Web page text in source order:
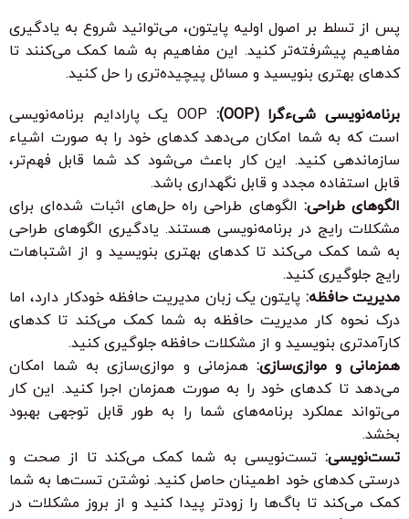
پس از تسلط بر اصول اولیه پایتون، می‌توانید شروع به یادگیری
مفاهیم پیشرفته‌تر کنید. این مفاهیم به شما کمک می‌کنند تا
کدهای بهتری بنویسید و مسائل پیچیده‌تری را حل کنید.
برنامه‌نویسی شیءگرا (OOP):
OOP یک پارادایم برنامه‌نویسی
است که به شما امکان می‌دهد کدهای خود را به صورت اشیاء
سازماندهی کنید. این کار باعث می‌شود کد شما قابل فهم‌تر،
قابل استفاده مجدد و قابل نگهداری باشد.
الگوهای طراحی: الگوهای طراحی راه حل‌های اثبات شده‌ای برای
مشکلات رایج در برنامه‌نویسی هستند. یادگیری الگوهای طراحی
به شما کمک می‌کند تا کدهای بهتری بنویسید و از اشتباهات
رایج جلوگیری کنید.
مدیریت حافظه: پایتون یک زبان مدیریت حافظه خودکار دارد، اما
درک نحوه کار مدیریت حافظه به شما کمک می‌کند تا کدهای
کارآمدتری بنویسید و از مشکلات حافظه جلوگیری کنید.
همزمانی و موازی‌سازی: همزمانی و موازی‌سازی به شما امکان
می‌دهد تا کدهای خود را به صورت همزمان اجرا کنید. این کار
می‌تواند عملکرد برنامه‌های شما را به طور قابل توجهی بهبود
بخشد.
تست‌نویسی: تست‌نویسی به شما کمک می‌کند تا از صحت و
درستی کدهای خود اطمینان حاصل کنید. نوشتن تست‌ها به شما
کمک می‌کند تا باگ‌ها را زودتر پیدا کنید و از بروز مشکلات در